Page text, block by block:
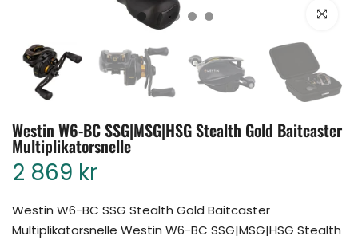
Klikk for å
Westin W6-BC SSG|MSG|HSG Stealth Gold Baitcaster
Multiplikatorsnelle
2 869 kr
Westin W6-BC SSG Stealth Gold Baitcaster
Multiplikatorsnelle Westin W6-BC SSG|MSG|HSG Stealth